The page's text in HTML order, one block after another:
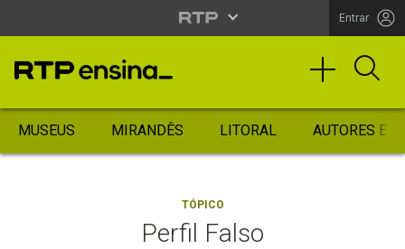
Entrar
MUSEUS MIRANDÊS LITORAL AUTORES
TÓPICO
Perfil Falso